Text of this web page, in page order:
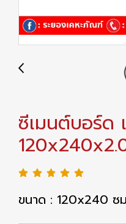
ซีเมนต์บอร์ด
ขนาด : 120x240 ซ